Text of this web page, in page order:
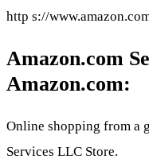
http s://
Amazon.com
Amazon.com:
Online shopping from a
Services LLC Store.